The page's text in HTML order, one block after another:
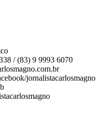
/ (83) 9 9993 6070
jornalistacarlosmagno